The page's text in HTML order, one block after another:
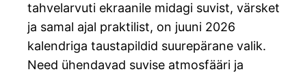
tahvelarvuti ekraanile midagi suvist, värsket
ja samal ajal praktilist, on juuni 2026
kalendriga taustapildid suurepärane valik.
Need ühendavad suvise atmosfääri ja